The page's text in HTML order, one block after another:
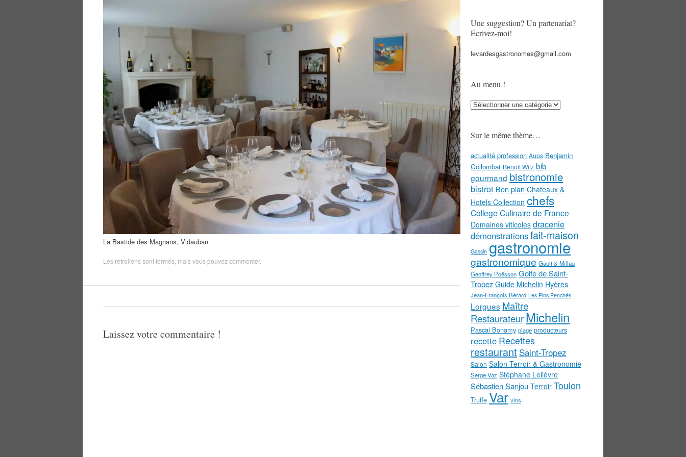
La Bastide des Magnans, Vidauban
Les rétroliens sont fermés, mais vous pouvezcommenter.
Laissez votre commentaire !
Une suggestion? Un partenariat?
Ecrivez-moi!
levardesgastronomes@gmail.com
Au menu !
Au
Sur le même thème…
actualité profession Aups Benjamin
Collombat Benoit Witz bib
gourmand bistronomie
bistrot Bon plan Chateaux &
Hotels Collection chefs
College Culinaire de France
Domaines viticoles dracenie
démonstrationsfait-maison
Gassin gastronomie
gastronomique Gault & Millau
Geoffrey Poësson Golfe de Saint-
Tropez Guide Michelin Hyères
Jean-François Bérard Les Pins Penchés
Lorgues Maître
RestaurateurMichelin
Pascal Bonamy plage producteurs
recette Recettes
restaurant Saint-Tropez
Salon Salon Terroir & Gastronomie
Serge Vaz Stéphane Lelièvre
Sébastien Sanjou Terroir Toulon
Truffe Var vins